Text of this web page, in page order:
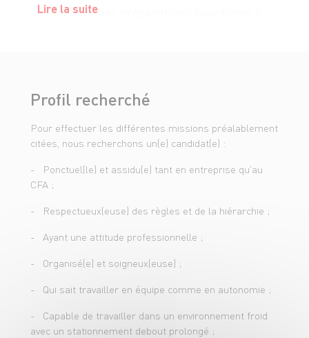
- Réaliser des préparations bouchères à
rayon, décoration, vérification des
étiquettes) ;
- Affûter les couteaux ;
- Maîtriser les règles sanitaires : DLC,
- Maîtriser les règles d'hygiène et de
Lire la suite
Profil recherché
Pour effectuer les différentes missions préalablement
citées, nous recherchons un(e) candidat(e) :
- Ponctuel(le) et assidu(e) tant en entreprise qu'au
CFA ;
- Respectueux(euse) des règles et de la hiérarchie ;
- Ayant une attitude professionnelle ;
- Organisé(e) et soigneux(euse) ;
- Qui sait travailler en équipe comme en autonomie ;
- Capable de travailler dans un environnement froid
avec un stationnement debout prolongé ;